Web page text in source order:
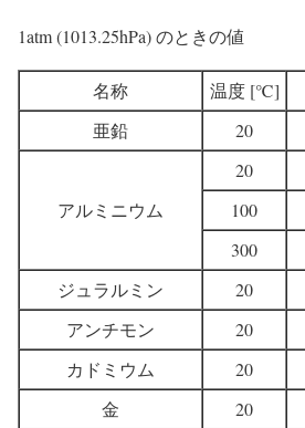
1atm (1013.25hPa) のときの値
名称 温度 [℃]
亜鉛
20
アルミニウム
20
100
300
ジュラルミン
20
アンチモン
20
カドミウム
20
金
20